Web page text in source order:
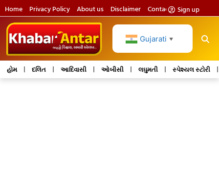
Home Privacy Policy About us Disclaimer Contact usSign up
Gujarati ▼
હોમ દલિત આદિવાસી ઓબીસી લઘુમતી સ્પેશ્યલ સ્ટોરી